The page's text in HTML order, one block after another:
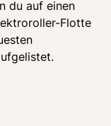
du auf einen
Flotte